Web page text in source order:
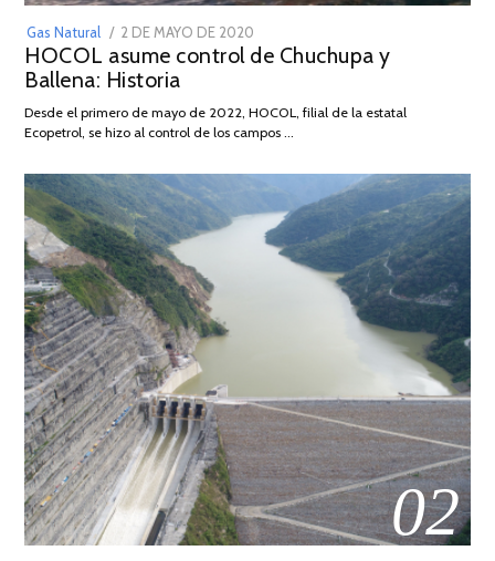
Gas Natural
POSTED
ON
2 DE MAYO DE 2020
DE
2026
HOCOL asume control de Chuchupa y
Ballena: Historia
Desde el primero de mayo de 2022, HOCOL, filial de la estatal
Ecopetrol, se hizo al control de los campos …
02